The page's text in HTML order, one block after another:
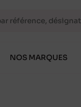
NOS MARQUES